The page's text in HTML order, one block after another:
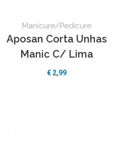
Manicure/Pedicure
Aposan Corta Unhas
Manic C/ Lima
€ 2,99